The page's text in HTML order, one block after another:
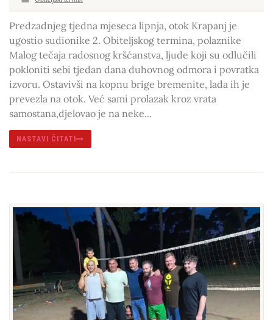
Predzadnjeg tjedna mjeseca lipnja, otok Krapanj je
ugostio sudionike 2. Obiteljskog termina, polaznike
Malog tečaja radosnog kršćanstva, ljude koji su odlučili
pokloniti sebi tjedan dana duhovnog odmora i povratka
izvoru. Ostavivši na kopnu brige bremenite, lađa ih je
prevezla na otok. Već sami prolazak kroz vrata
samostana,djelovao je na neke...
NASTAVI ČITATI